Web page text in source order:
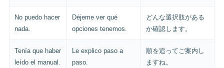
No puedo hacer
nada.
Déjeme ver qué
opciones tenemos.
どんな選択肢がある
か確認します。
Tenía que haber
leído el manual.
Le explico paso a
paso.
順を追ってご案内し
ますね。